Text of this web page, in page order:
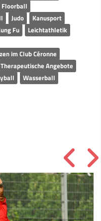
Floorball
Judo
Kanusport
Fu
Leichtathletik
im Club Céronne
Therapeutische Angebote
Wasserball